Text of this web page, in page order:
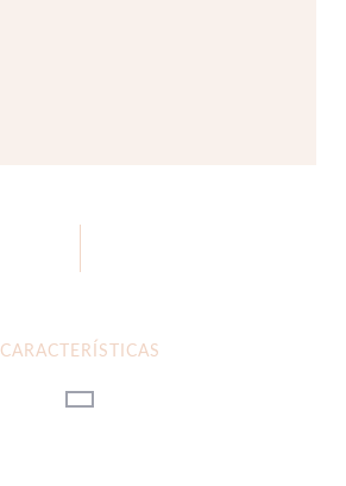
CARACTERÍSTICAS